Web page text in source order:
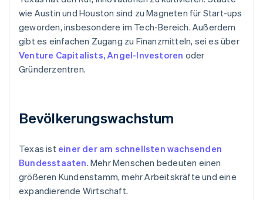
wie Austin und Houston sind zu Magneten für Start-ups
geworden, insbesondere im Tech-Bereich. Außerdem
gibt es einfachen Zugang zu Finanzmitteln, sei es über
Venture Capitalists, Angel-Investoren oder
Gründerzentren.
Bevölkerungswachstum
Texas ist einer der am schnellsten wachsenden
Bundesstaaten. Mehr Menschen bedeuten einen
größeren Kundenstamm, mehr Arbeitskräfte und eine
expandierende Wirtschaft.